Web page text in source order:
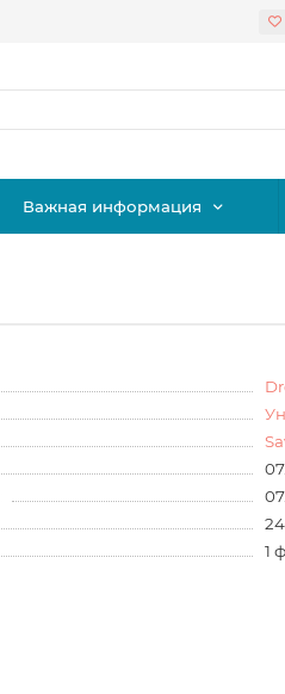
Важная информация
1